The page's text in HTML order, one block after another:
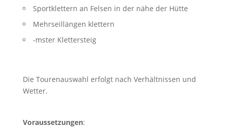
Sportklettern an Felsen in der nähe der Hütte
Mehrseillängen klettern
-mster Klettersteig
Die Tourenauswahl erfolgt nach Verhältnissen und
Wetter.
Voraussetzungen: